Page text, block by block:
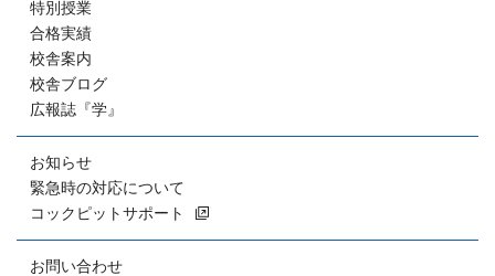
特別授業
合格実績
校舎案内
校舎ブログ
広報誌『学』
お知らせ
緊急時の対応について
コックピットサポート
お問い合わせ